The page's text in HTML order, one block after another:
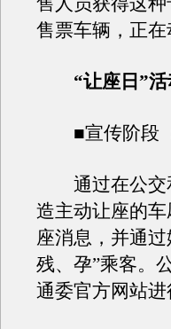
售票车辆，正在
“让座日”
■宣传阶段（
通过在公交
造主动让座的
座消息，并通
残、孕”乘客。
通委官方网站进